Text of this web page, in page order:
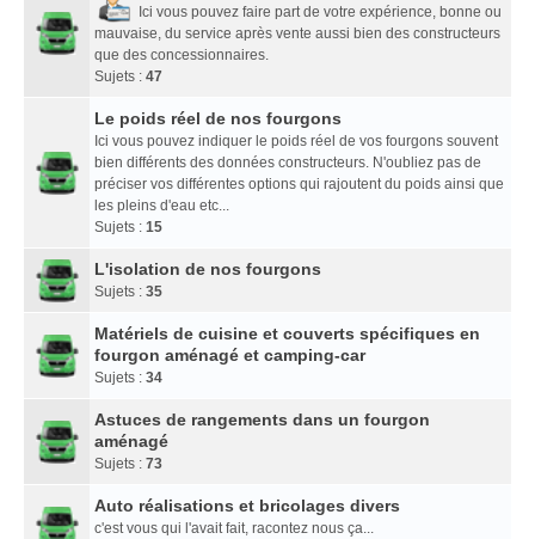
Ici vous pouvez faire part de votre expérience, bonne ou
mauvaise, du service après vente aussi bien des constructeurs
que des concessionnaires.
Sujets : 47
Le poids réel de nos fourgons
Ici vous pouvez indiquer le poids réel de vos fourgons souvent
bien différents des données constructeurs. N'oubliez pas de
préciser vos différentes options qui rajoutent du poids ainsi que
les pleins d'eau etc...
Sujets : 15
L'isolation de nos fourgons
Sujets : 35
Matériels de cuisine et couverts spécifiques en
fourgon aménagé et camping-car
Sujets : 34
Astuces de rangements dans un fourgon
aménagé
Sujets : 73
Auto réalisations et bricolages divers
c'est vous qui l'avait fait, racontez nous ça...